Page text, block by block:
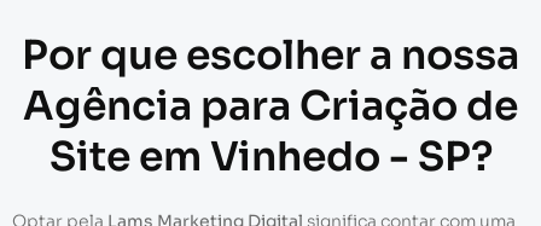
Por que escolher a nossa
Agência para Criação de
Site em Vinhedo - SP?
Optar pela Lams Marketing Digital significa contar com uma